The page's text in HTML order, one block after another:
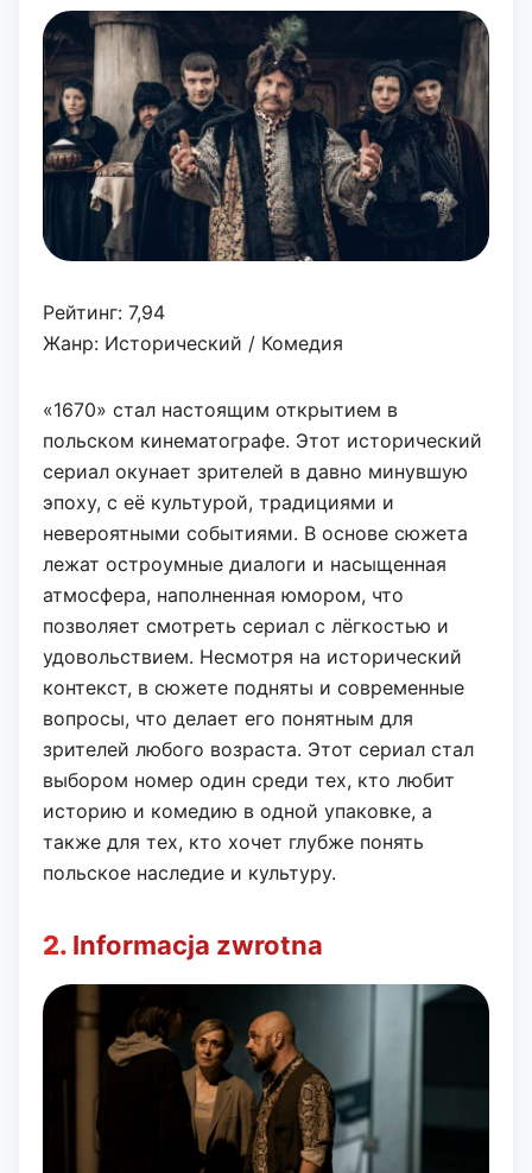
Рейтинг: 7,94
Жанр: Исторический / Комедия
«1670» стал настоящим открытием в
польском кинематографе. Этот исторический
сериал окунает зрителей в давно минувшую
эпоху, с её культурой, традициями и
невероятными событиями. В основе сюжета
лежат остроумные диалоги и насыщенная
атмосфера, наполненная юмором, что
позволяет смотреть сериал с лёгкостью и
удовольствием. Несмотря на исторический
контекст, в сюжете подняты и современные
вопросы, что делает его понятным для
зрителей любого возраста. Этот сериал стал
выбором номер один среди тех, кто любит
историю и комедию в одной упаковке, а
также для тех, кто хочет глубже понять
польское наследие и культуру.
2. Informacja zwrotna